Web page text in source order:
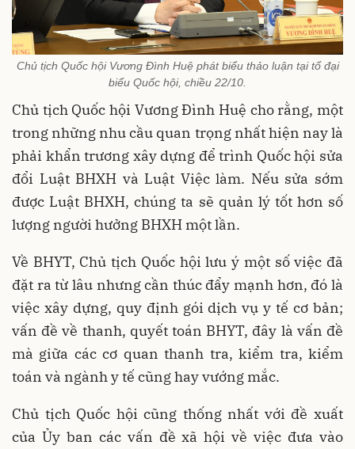
Chủ tịch Quốc hội Vương Đình Huệ phát biểu thảo luận tại tổ đại
biểu Quốc hội, chiều 22/10.
Chủ tịch Quốc hội Vương Đình Huệ cho rằng, một
trong những nhu cầu quan trọng nhất hiện nay là
phải khẩn trương xây dựng để trình Quốc hội sửa
đổi Luật BHXH và Luật Việc làm. Nếu sửa sớm
được Luật BHXH, chúng ta sẽ quản lý tốt hơn số
lượng người hưởng BHXH một lần.
Về BHYT, Chủ tịch Quốc hội lưu ý một số việc đã
đặt ra từ lâu nhưng cần thúc đẩy mạnh hơn, đó là
việc xây dựng, quy định gói dịch vụ y tế cơ bản;
vấn đề về thanh, quyết toán BHYT, đây là vấn đề
mà giữa các cơ quan thanh tra, kiểm tra, kiểm
toán và ngành y tế cũng hay vướng mắc.
Chủ tịch Quốc hội cũng thống nhất với đề xuất
của Ủy ban các vấn đề xã hội về việc đưa vào